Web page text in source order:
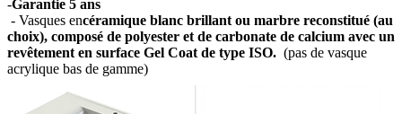
-Garantie 5 ans
- Vasques encéramique blanc brillant ou marbre reconstitué (au
choix), composé de polyester et de carbonate de calcium avec un
revêtement en surface Gel Coat de type ISO. (pas de vasque
acrylique bas de gamme)